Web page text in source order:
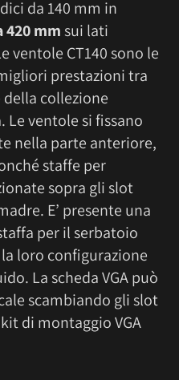
da 140 mm in
420 mmsui lati
ventole CT140 sono le
prestazioni tra
collezione
ventole si fissano
nella parte anteriore,
staffe per
sopra gli slot
E’ presente una
per il serbatoio
loro configurazione
La scheda VGA può
scambiando gli slot
di montaggio VGA